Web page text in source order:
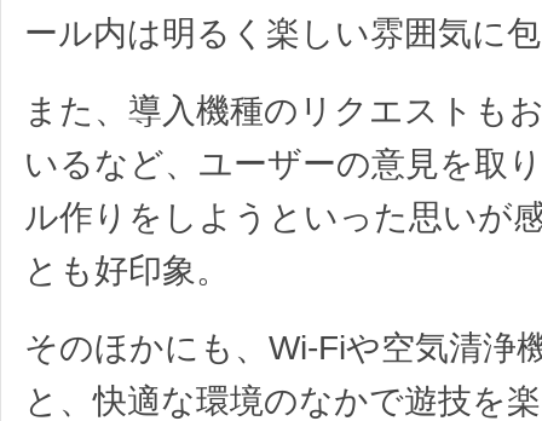
ール内は明るく楽しい雰囲気に
また、導入機種のリクエストも
いるなど、ユーザーの意見を取
ル作りをしようといった思いが
とも好印象。
そのほかにも、Wi-Fiや空気清浄
と、快適な環境のなかで遊技を